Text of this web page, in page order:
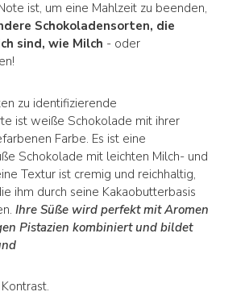
ist, um eine Mahlzeit zu beenden,
Schokoladensorten, die
sind, wie Milch - oder
zu identifizierende
ist weiße Schokolade mit ihrer
Farbe. Es ist eine
Schokolade mit leichten Milch- und
Textur ist cremig und reichhaltig,
ihm durch seine Kakaobutterbasis
Ihre Süße wird perfekt mit Aromen
Pistazien kombiniert und bildet